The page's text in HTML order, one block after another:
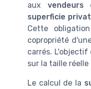
aux vendeurs
superficie
Cette
copropriété
carrés.
sur la taille réelle
Le calcul de la